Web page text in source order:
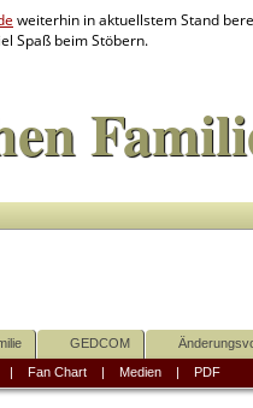
weiterhin in aktuellstem Stand
Spaß beim Stöbern.
GEDCOM
Fan Chart| Medien| PDF